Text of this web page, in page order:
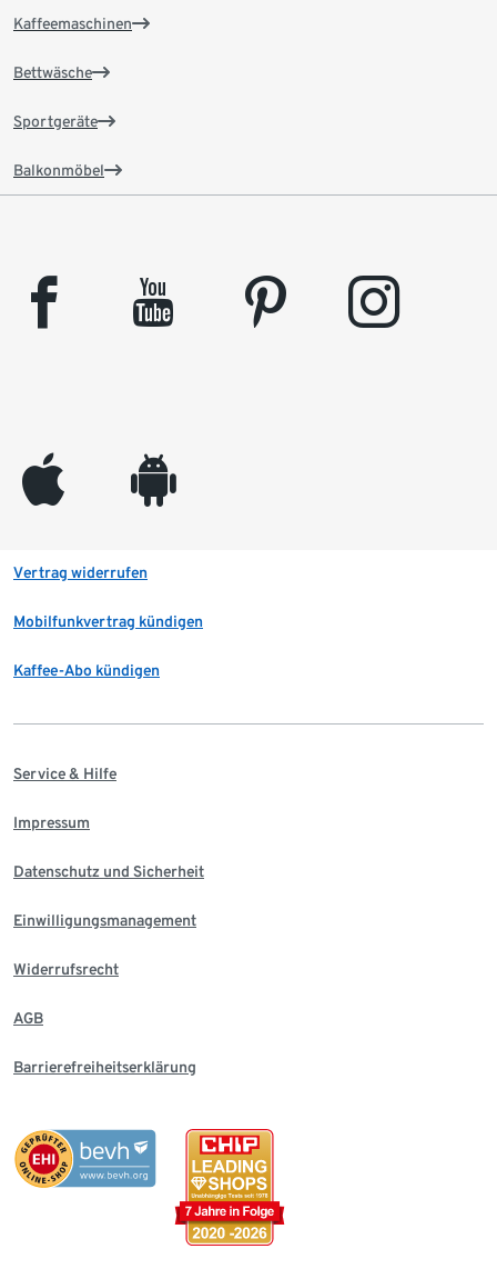
Kaffeemaschinen
Bettwäsche
Sportgeräte
Balkonmöbel
facebook youtube pinterest instagram
appleinc android
Vertrag widerrufen
Mobilfunkvertrag kündigen
Kaffee-Abo kündigen
Service & Hilfe
Impressum
Datenschutz und Sicherheit
Einwilligungsmanagement
Widerrufsrecht
AGB
Barrierefreiheitserklärung